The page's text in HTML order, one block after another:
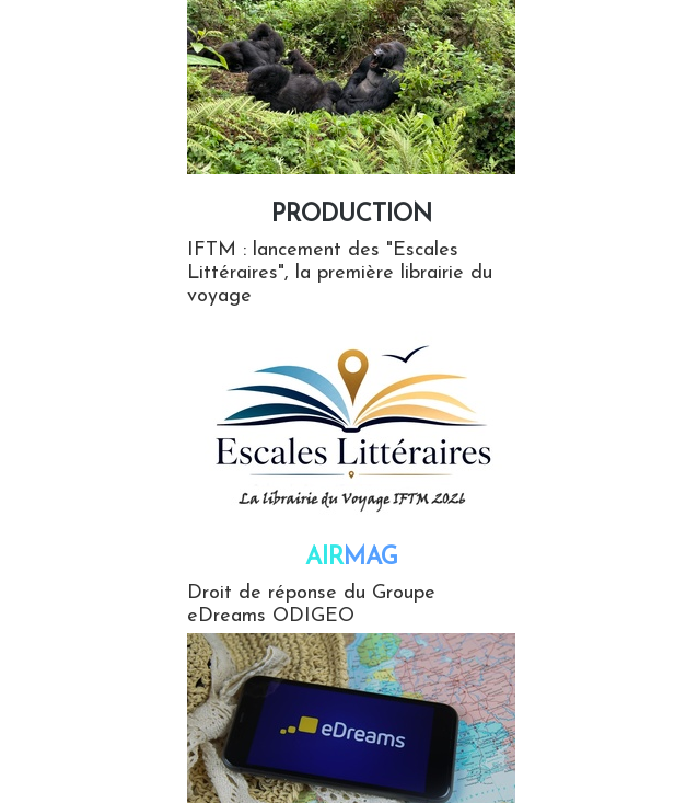
PRODUCTION
IFTM : lancement des "Escales
Littéraires", la première librairie du
voyage
AIRMAG
Droit de réponse du Groupe
eDreams ODIGEO